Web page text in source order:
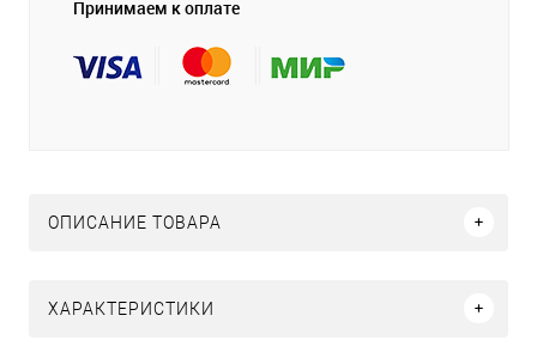
Принимаем к оплате
ОПИСАНИЕ ТОВАРА
ХАРАКТЕРИСТИКИ